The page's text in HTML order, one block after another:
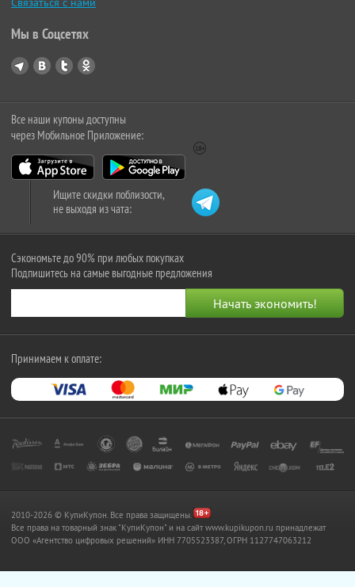
Мы в Соцсетях
Все наши купоны доступны
через Мобильное Приложение:
Ищите скидки поблизости,
не выходя из чата:
Сэкономьте до 90% при любых покупках
Подпишитесь на самые выгодные предложения
Принимаем к оплате:
2010-2026 © КупиКупон. Все права защищены.
Все права на товарный знак "КупиКупон" и на сайт www.kupikupon.ru принадлежат
OOO «Агентство цифровых решений» ИНН 7705523387, ОГРН 1127747063212